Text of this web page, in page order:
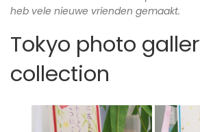
heb vele nieuwe vrienden gemaakt.
Tokyo photo
collection